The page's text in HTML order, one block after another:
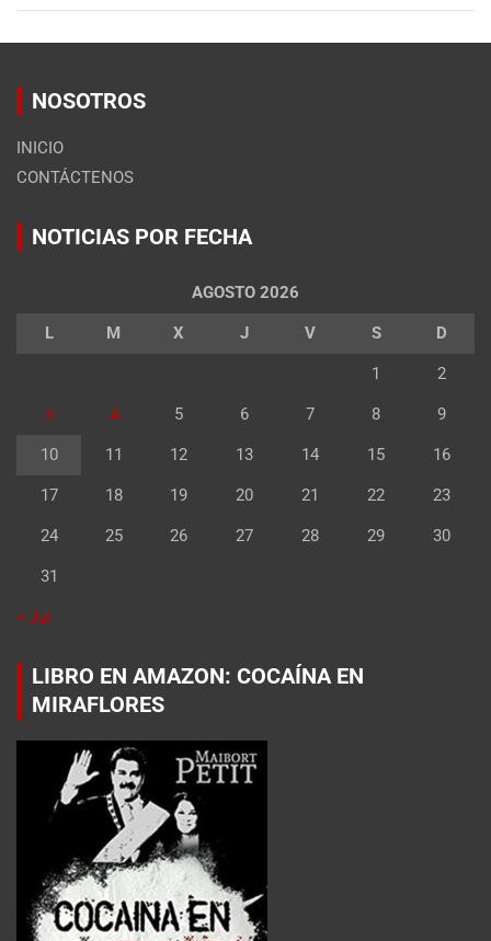
NOSOTROS
INICIO
CONTÁCTENOS
NOTICIAS POR FECHA
AGOSTO 2026
L M X J V S D
1 2
3 4 5 6 7 8 9
10 11 12 13 14 15 16
17 18 19 20 21 22 23
24 25 26 27 28 29 30
31
« Jul
LIBRO EN AMAZON: COCAÍNA EN
MIRAFLORES